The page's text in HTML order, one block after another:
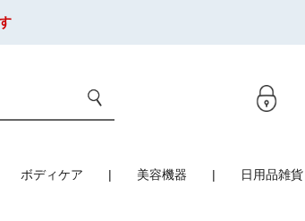
ボディケア 美容機器 日用品雑貨